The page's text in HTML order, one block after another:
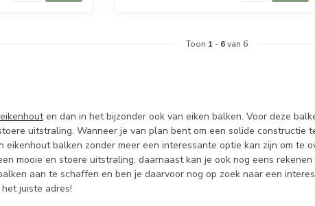
Toon 1 - 6van 6
eikenhouten dan in het bijzonder ook van eiken balken. Voor deze
uitstraling. Wanneer je van plan bent om een solide constructie
eikenhout balken zonder meer een interessante optie kan zijn om te
mooie en stoere uitstraling, daarnaast kan je ook nog eens
aan te schaffen en ben je daarvoor nog op zoek naar een
juiste adres!